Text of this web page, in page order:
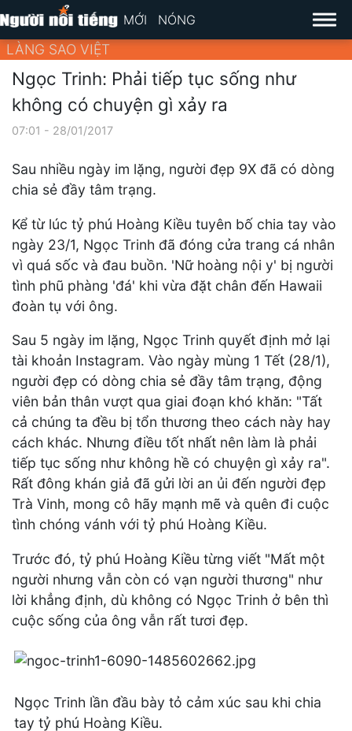
MỚI NÓNG
LÀNG SAO VIỆT
Ngọc Trinh: Phải tiếp tục sống như
không có chuyện gì xảy ra
07:01 - 28/01/2017
Sau nhiều ngày im lặng, người đẹp 9X đã có dòng
chia sẻ đầy tâm trạng.
Kể từ lúc tỷ phú Hoàng Kiều tuyên bố chia tay vào
ngày 23/1, Ngọc Trinh đã đóng cửa trang cá nhân
vì quá sốc và đau buồn. 'Nữ hoàng nội y' bị người
tình phũ phàng 'đá' khi vừa đặt chân đến Hawaii
đoàn tụ với ông.
Sau 5 ngày im lặng, Ngọc Trinh quyết định mở lại
tài khoản Instagram. Vào ngày mùng 1 Tết (28/1),
người đẹp có dòng chia sẻ đầy tâm trạng, động
viên bản thân vượt qua giai đoạn khó khăn: "Tất
cả chúng ta đều bị tổn thương theo cách này hay
cách khác. Nhưng điều tốt nhất nên làm là phải
tiếp tục sống như không hề có chuyện gì xảy ra".
Rất đông khán giả đã gửi lời an ủi đến người đẹp
Trà Vinh, mong cô hãy mạnh mẽ và quên đi cuộc
tình chóng vánh với tỷ phú Hoàng Kiều.
Trước đó, tỷ phú Hoàng Kiều từng viết "Mất một
người nhưng vẫn còn có vạn người thương" như
lời khẳng định, dù không có Ngọc Trinh ở bên thì
cuộc sống của ông vẫn rất tươi đẹp.
Ngọc Trinh lần đầu bày tỏ cảm xúc sau khi chia
tay tỷ phú Hoàng Kiều.